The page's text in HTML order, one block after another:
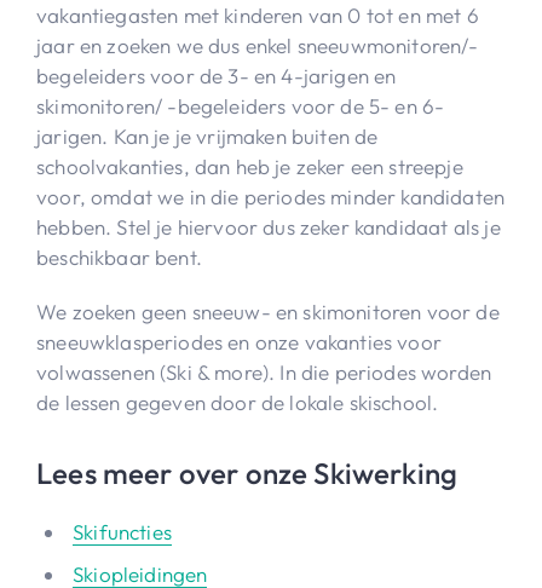
vakantiegasten met kinderen van 0 tot en met 6
jaar en zoeken we dus enkel sneeuwmonitoren/-
begeleiders voor de 3- en 4-jarigen en
skimonitoren/ -begeleiders voor de 5- en 6-
jarigen. Kan je je vrijmaken buiten de
schoolvakanties, dan heb je zeker een streepje
voor, omdat we in die periodes minder kandidaten
hebben. Stel je hiervoor dus zeker kandidaat als je
beschikbaar bent.
We zoeken geen sneeuw- en skimonitoren voor de
sneeuwklasperiodes en onze vakanties voor
volwassenen (Ski & more). In die periodes worden
de lessen gegeven door de lokale skischool.
Lees meer over onze Skiwerking
Skifuncties
Skiopleidingen